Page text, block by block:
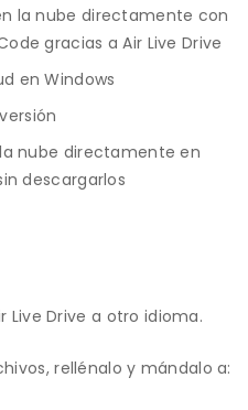
la nube directamente con
gracias a Air Live Drive
en Windows
nube directamente en
descargarlos
Live Drive a otro idioma.
rellénalo y mándalo a: